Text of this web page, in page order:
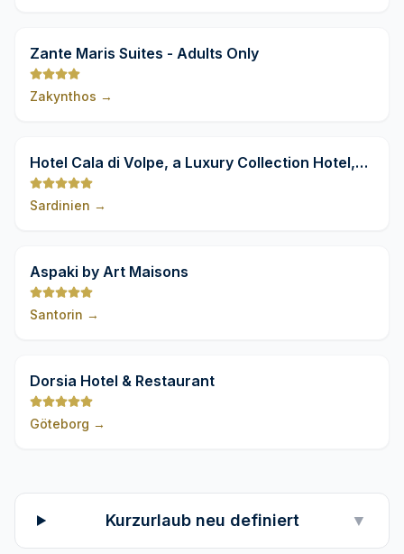
Zante Maris Suites - Adults Only
Zakynthos →
Hotel Cala di Volpe, a Luxury Collection Hotel,
Costa Smeralda
Sardinien →
Aspaki by Art Maisons
Santorin →
Dorsia Hotel & Restaurant
Göteborg →
Kurzurlaub neu definiert ▼